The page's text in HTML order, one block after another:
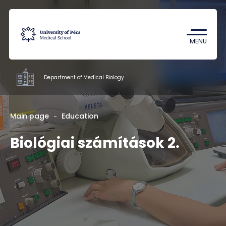
MENU
Coronavirus
Undergraduate Student Research
Departments
Education
Research
Staff
Contacts
Nyelv HU
Department of Medical Biology
Main page Education
Biológiai számítások 2.